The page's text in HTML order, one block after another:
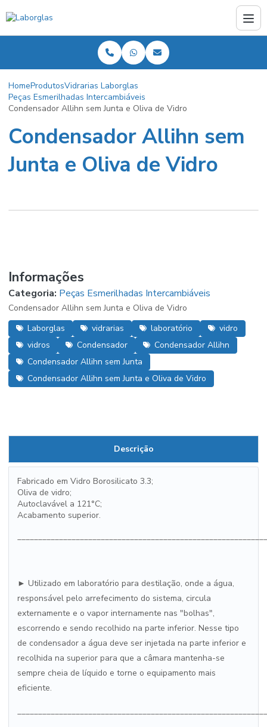
HomeProdutosVidrarias Laborglas
Peças Esmerilhadas Intercambiáveis
Condensador Allihn sem Junta e Oliva de Vidro
Condensador Allihn sem
Junta e Oliva de Vidro
Informações
Categoria: Peças Esmerilhadas Intercambiáveis
Condensador Allihn sem Junta e Oliva de Vidro
Laborglas
vidrarias laboratório
vidro
vidros
Condensador
Condensador Allihn
Condensador Allihn sem Junta
Condensador Allihn sem Junta e Oliva de Vidro
Descrição
Fabricado em Vidro Borosilicato 3.3;
Oliva de vidro;
Autoclavável a 121°C;
Acabamento superior.
► Utilizado em laboratório para destilação, onde a água,
responsável pelo arrefecimento do sistema, circula
externamente e o vapor internamente nas "bolhas",
escorrendo e sendo recolhido na parte inferior. Nesse tipo
de condensador a água deve ser injetada na parte inferior e
recolhida na superior para que a câmara mantenha-se
sempre cheia de líquido e torne o equipamento mais
eficiente.